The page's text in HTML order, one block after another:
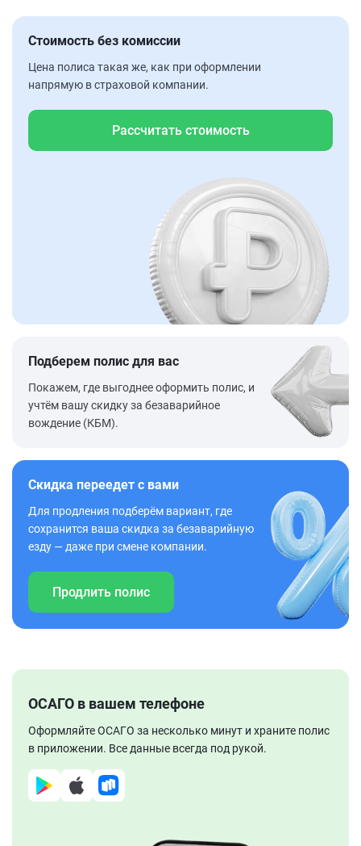
Стоимость без комиссии
Цена полиса такая же, как при оформлении
напрямую в страховой компании.
Рассчитать стоимость
Подберем полис для вас
Покажем, где выгоднее оформить полис, и
учтём вашу скидку за безаварийное
вождение (КБМ).
Скидка переедет с вами
Для продления подберём вариант, где
сохранится ваша скидка за безаварийную
езду — даже при смене компании.
Продлить полис
ОСАГО в вашем телефоне
Оформляйте ОСАГО за несколько минут и храните полис
в приложении. Все данные всегда под рукой.